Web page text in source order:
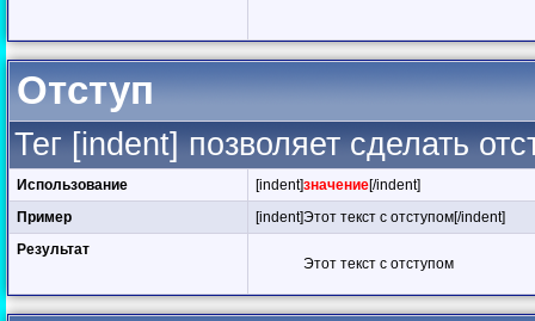
Отступ
Тег [indent] позволяет сделать
Использование [indent]значение[/indent]
Пример
[indent]Этот текст с отступом[/indent]
Результат
Этот текст с отступом